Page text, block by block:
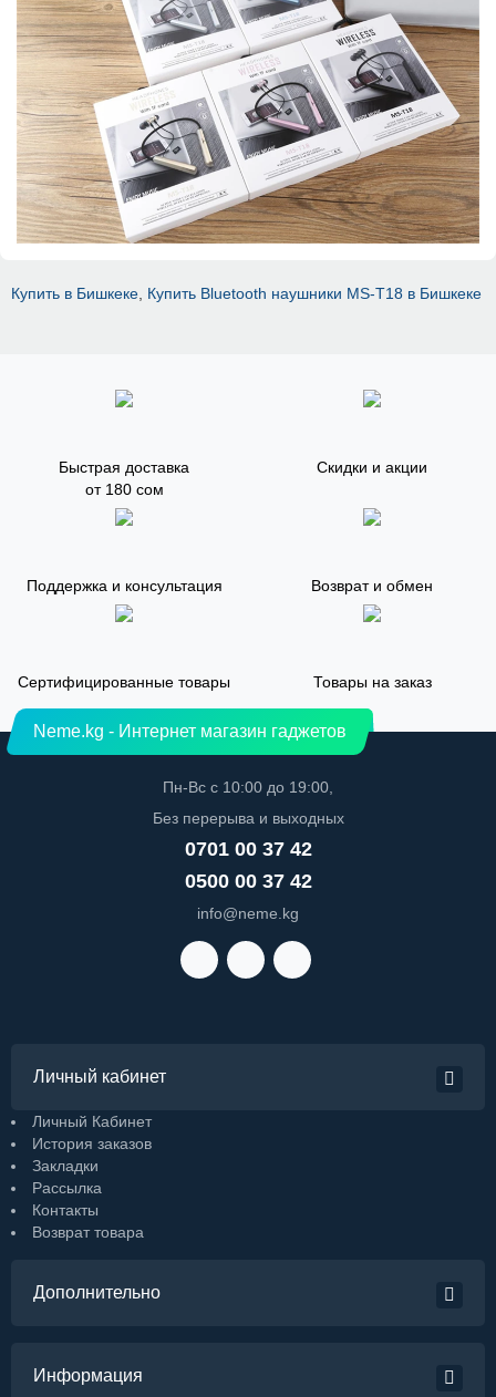
Купить в Бишкеке, Купить Bluetooth наушники MS-T18 в Бишкеке
Быстрая доставка
от 180 сом
Скидки и акции
Поддержка и консультация Возврат и обмен
Сертифицированные товары Товары на заказ
Neme.kg - Интернет магазин гаджетов
Пн-Вс с 10:00 до 19:00,
Без перерыва и выходных
0701 00 37 42
0500 00 37 42
info@neme.kg
Личный кабинет
Личный Кабинет
История заказов
Закладки
Рассылка
Контакты
Возврат товара
Дополнительно
Информация